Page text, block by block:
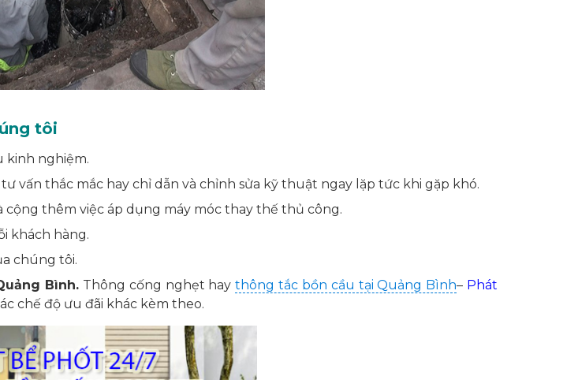
tôi
kinh nghiệm.
vấn thắc mắc hay chỉ dẫn và chỉnh sửa kỹ thuật ngay lặp tức khi gặp khó.
thêm việc áp dụng máy móc thay thế thủ công.
khách hàng.
chúng tôi.
Bình. Thông cống nghẹt haythông tắc bồn cầu tại Quảng Bình– Phát
chế độ ưu đãi khác kèm theo.